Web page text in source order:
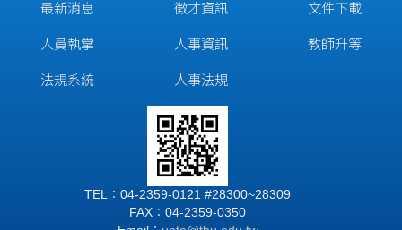
最新消息
人員執掌
法規系統
徵才資訊
人事資訊
人事法規
文件下載
教師升等
TEL：04-2359-0121 #28300~28309
FAX：04-2359-0350